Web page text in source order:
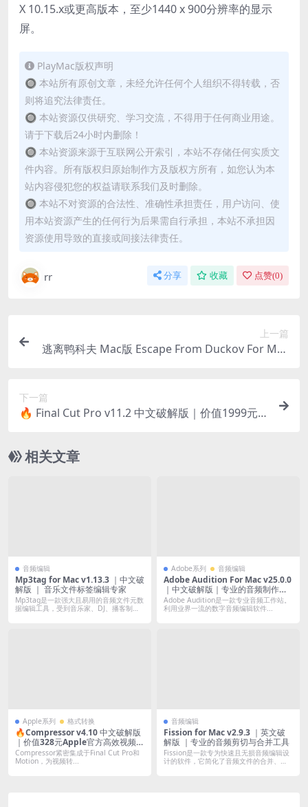
X 10.15.x或更高版本，至少1440 x 900分辨率的显示
屏。
PlayMac版权声明
🔘 本站所有原创文章，未经允许任何个人组织不得转载，否
则将追究法律责任。
🔘 本站资源仅供研究、学习交流，不得用于任何商业用途。
请于下载后24小时内删除！
🔘 本站资源来源于互联网公开索引，本站不存储任何实质文
件内容。所有版权归原始制作方及版权方所有，如您认为本
站内容侵犯您的权益请联系我们及时删除。
🔘 本站不对资源的合法性、准确性承担责任，用户访问、使
用本站资源产生的任何行为后果需自行承担，本站不承担因
资源使用导致的直接或间接法律责任。
rr 分享 收藏 点赞(0)
上一篇
逃离鸭科夫 Mac版 Escape From Duckov For Mac
下一篇
🔥 Final Cut Pro v11.2 中文破解版｜价值1999元A
相关文章
音频编辑
Mp3tag for Mac v1.13.3 ｜中文破
解版 ｜ 音乐文件标签编辑专家
Mp3tag是一款强大且易用的音频文件元数
据编辑工具，受到音乐家、DJ、播客制
Adobe系列 音频编辑
Adobe Audition For Mac v25.0.0
｜中文破解版｜专业的音频制作工
具
Adobe Audition是一款专业音频工作站。
利用业界一流的数字音频编辑软件...
Apple系列 格式转换
🔥Compressor v4.10 中文破解版
｜价值328元Apple官方高效视频和
音频压缩工具
Compressor紧密集成于Final Cut Pro和
Motion，为视频转...
音频编辑
Fission for Mac v2.9.3 ｜英文破
解版 ｜专业的音频剪切与合并工具
Fission是一款专为快速且无损音频编辑设
计的软件，它简化了音频文件的合并、